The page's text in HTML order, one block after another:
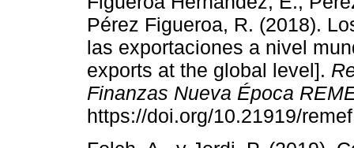
Pérez Figueroa, R. (2018).
las exportaciones a nivel
exports at the global level].
Finanzas Nueva Época
https://doi.org/10.21919/